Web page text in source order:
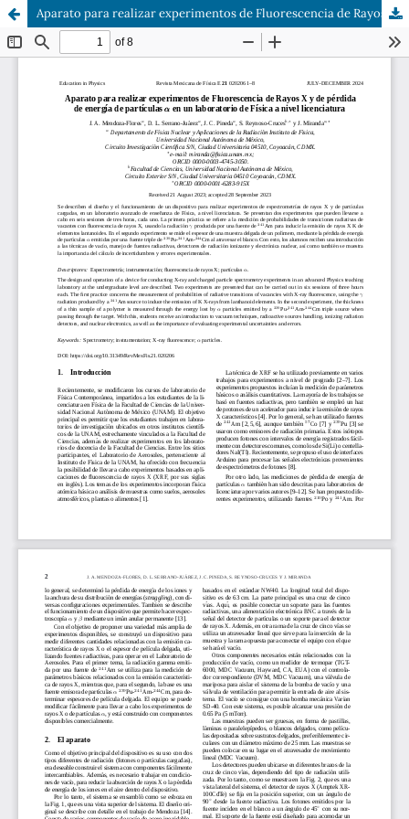
Aparato para realizar experimentos de Fluorescencia de Rayos X y de pérdida de energía de partículas α en un laboratorio de Física a nivel licenciatura